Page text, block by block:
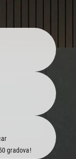
gradova!